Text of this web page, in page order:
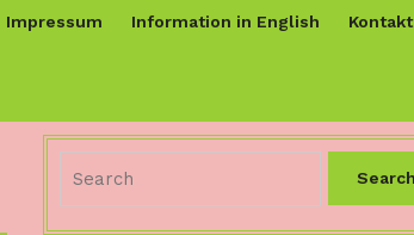
Impressum Information in English Kontakt
for: